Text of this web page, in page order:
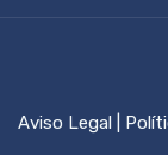
Aviso Legal |